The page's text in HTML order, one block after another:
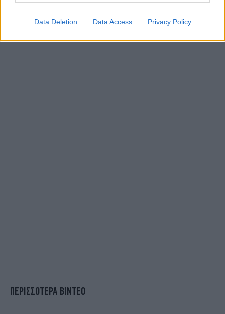
Data Deletion Data Access Privacy Policy
ανοσοποιητικού συστήματος -Πώς επιδεινώνει την
ΠΕΡΙΣΣΟΤΕΡΑ ΒΙΝΤΕΟ